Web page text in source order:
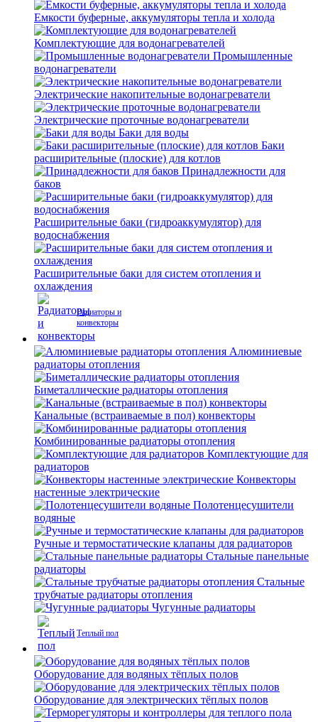
Емкости буферные, аккумуляторы тепла и холода
Комплектующие для водонагревателей
Промышленные
водонагреватели
Электрические накопительные водонагреватели
Электрические проточные водонагреватели
Баки для воды
Баки
расширительные (плоские) для котлов
Принадлежности для
баков
Расширительные баки (гидроаккумулятор) для
водоснабжения
Расширительные баки для систем отопления и
охлаждения
Радиаторы и
конвекторы
Алюминиевые
радиаторы отопления
Биметаллические радиаторы отопления
Канальные (встраиваемые в пол) конвекторы
Комбинированные радиаторы отопления
Комплектующие для
радиаторов
Конвекторы
настенные электрические
Полотенцесушители
водяные
Ручные и термостатические клапаны для радиаторов
Стальные панельные
радиаторы
Стальные
трубчатые радиаторы отопления
Чугунные радиаторы
Теплый пол
Оборудование для водяных тёплых полов
Оборудование для электрических тёплых полов